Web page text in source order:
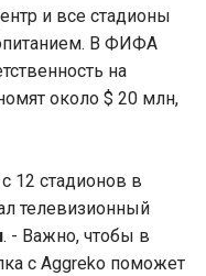
и все стадионы
В ФИФА
на
около $ 20 млн,
12 стадионов в
телевизионный
. - Важно, чтобы в
с Aggreko поможет